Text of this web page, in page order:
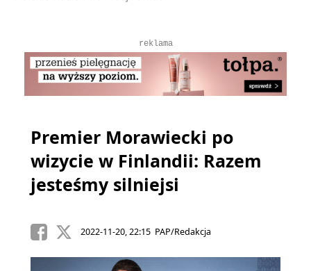
reklama
Premier Morawiecki po
wizycie w Finlandii: Razem
jesteśmy silniejsi
2022-11-20, 22:15 PAP/Redakcja